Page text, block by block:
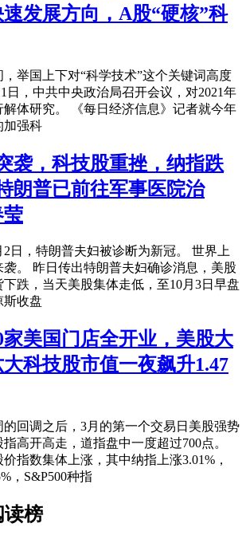
发展方向，A股“硬核”科
，举国上下对“科学技术”这个关键词高度
日，中共中央政治局召开会议，对2021年
解体研究。 《每日经济信息》记者就今年
加强科
袭，科技股重挫，纳指跌
朗普已前往军事医院治
莹
2日，特朗普夫妇被诊断为新冠。 世界上
。 昨日传出特朗普夫妇确诊消息，美股
下跌，当天美股集体走低，至10月3日早盘
斯收盘
家美国门店全开业，美股大
科技股市值一夜飙升1.47
回调之后，3月的第一个交易日美股强势
高开高走，道指盘中一度超过700点。
指数集体上涨，其中纳指上涨3.01%，
，S&P500种指
读榜